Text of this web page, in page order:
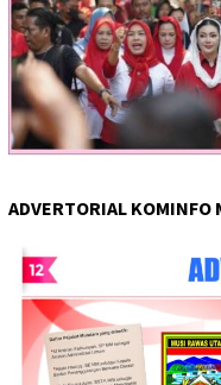
ADVERTORIAL KOMINFO